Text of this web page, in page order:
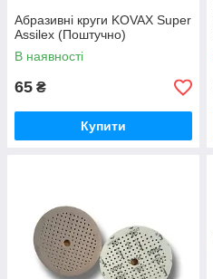
Абразивні круги KOVAX Super
Assilex (Поштучно)
В наявності
65 ₴
Купити